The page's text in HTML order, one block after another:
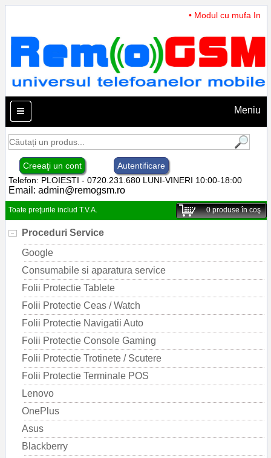
• Modul cu mufa
Meniu
Creeaţi un cont
Autentificare
Telefon: PLOIESTI - 0720.231.680 LUNI-VINERI 10:00-18:00
Email: admin@remogsm.ro
Toate preţurile includ T.V.A. 0produse în coş
Proceduri Service
Google
Consumabile si aparatura service
Folii Protectie Tablete
Folii Protectie Ceas / Watch
Folii Protectie Navigatii Auto
Folii Protectie Console Gaming
Folii Protectie Trotinete / Scutere
Folii Protectie Terminale POS
Lenovo
OnePlus
Asus
Blackberry